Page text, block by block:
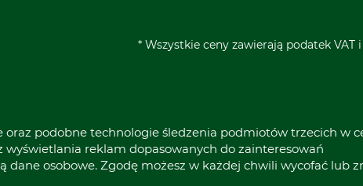
* Wszystkie ceny zawierają podatek
podobne technologie śledzenia podmiotów trzecich w
wyświetlania reklam dopasowanych do zainteresowań
dane osobowe. Zgodę możesz w każdej chwili wycofać lub